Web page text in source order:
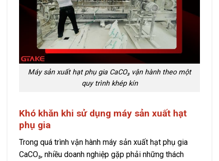
Máy sản xuất hạt phụ gia CaCO₃ vận hành theo một
quy trình khép kín
Khó khăn khi sử dụng máy sản xuất hạt
phụ gia
Trong quá trình vận hành máy sản xuất hạt phụ gia
CaCO₃, nhiều doanh nghiệp gặp phải những thách